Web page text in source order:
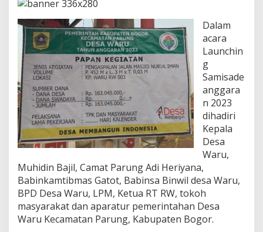
i
D
e
s
a
W
a
r
u
K
e
c
a
m
t
a
n
P
a
r
Dalam
acara
Launchin
g
Samisade
anggara
n 2023
dihadiri
Kepala
Desa
Waru,
Muhidin Bajil, Camat Parung Adi Heriyana,
Babinkamtibmas Gatot, Babinsa Binwil desa Waru,
BPD Desa Waru, LPM, Ketua RT RW, tokoh
masyarakat dan aparatur pemerintahan Desa
Waru Kecamatan Parung, Kabupaten Bogor.